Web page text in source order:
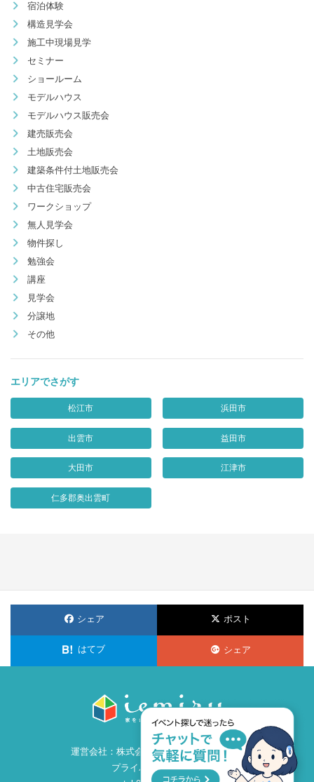
宿泊体験
構造見学会
施工中現場見学
セミナー
ショールーム
モデルハウス
モデルハウス販売会
建売販売会
土地販売会
建築条件付土地販売会
中古住宅販売会
ワークショップ
無人見学会
物件探し
勉強会
講座
見学会
分譲地
その他
エリアでさがす
松江市 浜田市
出雲市 益田市
大田市 江津市
仁多郡奥出雲町
シェア ポスト
はてブ シェア
運営会社： 株式会社ビズ・クリエイション
プライバシーポリシー